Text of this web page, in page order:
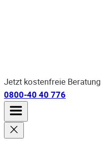
Jetzt kostenfreie Beratung
0800-40 40 776